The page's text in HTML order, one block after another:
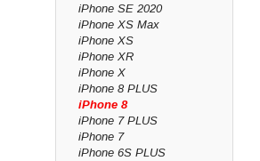
iPhone SE 2020
iPhone XS Max
iPhone XS
iPhone XR
iPhone X
iPhone 8 PLUS
iPhone 8
iPhone 7 PLUS
iPhone 7
iPhone 6S PLUS